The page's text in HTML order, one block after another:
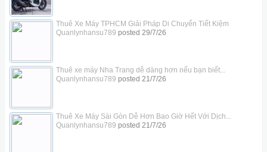
Thuê Xe Máy TPHCM Giải Pháp Di Chuyển Tiết Kiệm
Quanlynhansu789 posted 29/7/26
Thuê xe máy Nha Trang dễ dàng hơn nếu bạn biết...
Quanlynhansu789 posted 21/7/26
Thuê Xe Máy Sài Gòn Dễ Hơn Bao Giờ Hết Với Dịch...
Quanlynhansu789 posted 21/7/26